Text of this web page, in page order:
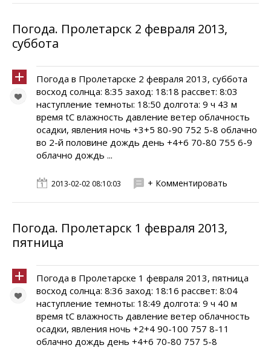
Погода. Пролетарск 2 февраля 2013,
суббота
Погода в Пролетарске 2 февраля 2013, суббота
восход солнца: 8:35 заход: 18:18 рассвет: 8:03
наступление темноты: 18:50 долгота: 9 ч 43 м
время tC влажность давление ветер облачность
осадки, явления ночь +3+5 80-90 752 5-8 облачно
во 2-й половине дождь день +4+6 70-80 755 6-9
облачно дождь ...
2013-02-02 08:10:03 + Комментировать
Погода. Пролетарск 1 февраля 2013,
пятница
Погода в Пролетарске 1 февраля 2013, пятница
восход солнца: 8:36 заход: 18:16 рассвет: 8:04
наступление темноты: 18:49 долгота: 9 ч 40 м
время tC влажность давление ветер облачность
осадки, явления ночь +2+4 90-100 757 8-11
облачно дождь день +4+6 70-80 757 5-8